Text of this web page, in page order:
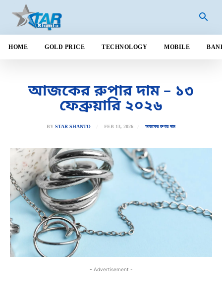
HOME GOLD PRICE TECHNOLOGY MOBILE
আজকের রুপার দাম – ১৩
ফেব্রুয়ারি ২০২৬
BY STAR SHANTO FEB 13, 2026 আজকের রুপার দাম
- Advertisement -